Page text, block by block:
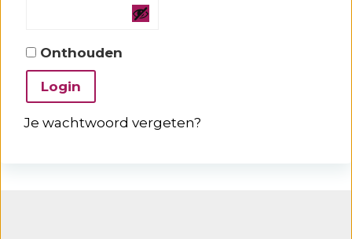
Onthouden
Login
Je wachtwoord vergeten?